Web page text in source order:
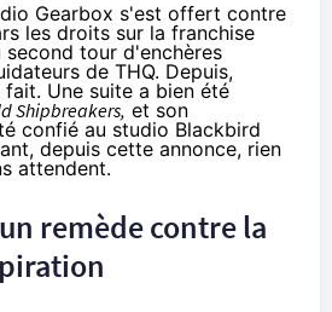
Gearbox s'est offert contre
les droits sur la franchise
tour d'enchères
de THQ. Depuis,
Une suite a bien été
Shipbreakers, et son
confié au studio Blackbird
depuis cette annonce, rien
attendent.
remède contre la